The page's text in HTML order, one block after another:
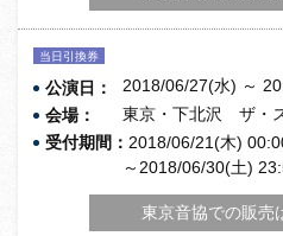
当日引換券
公演日：
2018/06/27(水) ～
会場：
東京・下北沢 ザ・
受付期間： 2018/06/21(木)
～2018/06/30(土)
東京音協での販売